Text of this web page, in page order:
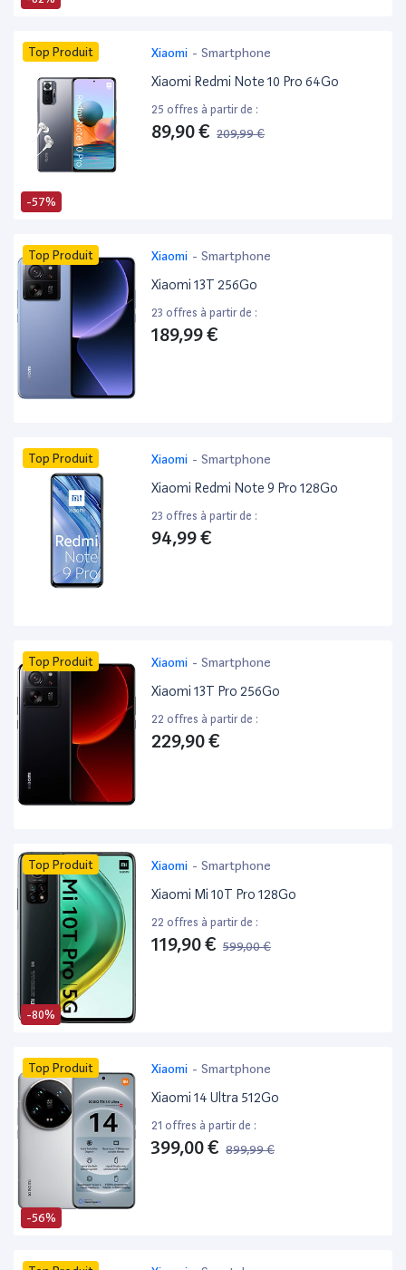
-57%
Top Produit Xiaomi - Smartphone
Xiaomi Redmi Note 10 Pro 64Go
25 offres à partir de :
89,90 € 209,99 €
Top Produit Xiaomi - Smartphone
Xiaomi 13T 256Go
23 offres à partir de :
189,99 €
Top Produit Xiaomi - Smartphone
Xiaomi Redmi Note 9 Pro 128Go
23 offres à partir de :
94,99 €
Top Produit Xiaomi - Smartphone
Xiaomi 13T Pro 256Go
22 offres à partir de :
229,90 €
-80%
Top Produit Xiaomi - Smartphone
Xiaomi Mi 10T Pro 128Go
22 offres à partir de :
119,90 € 599,00 €
-56%
Top Produit Xiaomi - Smartphone
Xiaomi 14 Ultra 512Go
21 offres à partir de :
399,00 € 899,99 €